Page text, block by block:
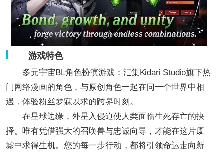
游戏特色
多元宇宙BL角色扮演游戏：汇集Kidari Studio旗下热
门网络漫画的角色，与原创角色一起在同一个世界中相
遇，体验粉丝梦寐以求的跨界时刻。
在星球边缘，外星入侵迫使人类面临生死存亡的抉
择。唯有凭借强大的召唤兽与忠诚向导，才能在这片废
墟中求得生机。您的每一步行动，都将引领命运走向新